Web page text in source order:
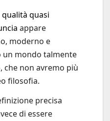
quasi
appare
moderno e
mondo talmente
che non avremo più
filosofia.
precisa
di essere